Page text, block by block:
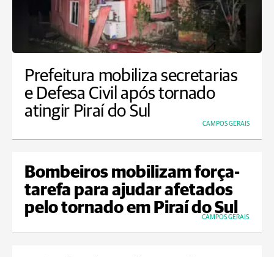
Prefeitura mobiliza secretarias
e Defesa Civil após tornado
atingir Piraí do Sul
CAMPOS GERAIS
Bombeiros mobilizam força-
tarefa para ajudar afetados
pelo tornado em Piraí do Sul
CAMPOS GERAIS